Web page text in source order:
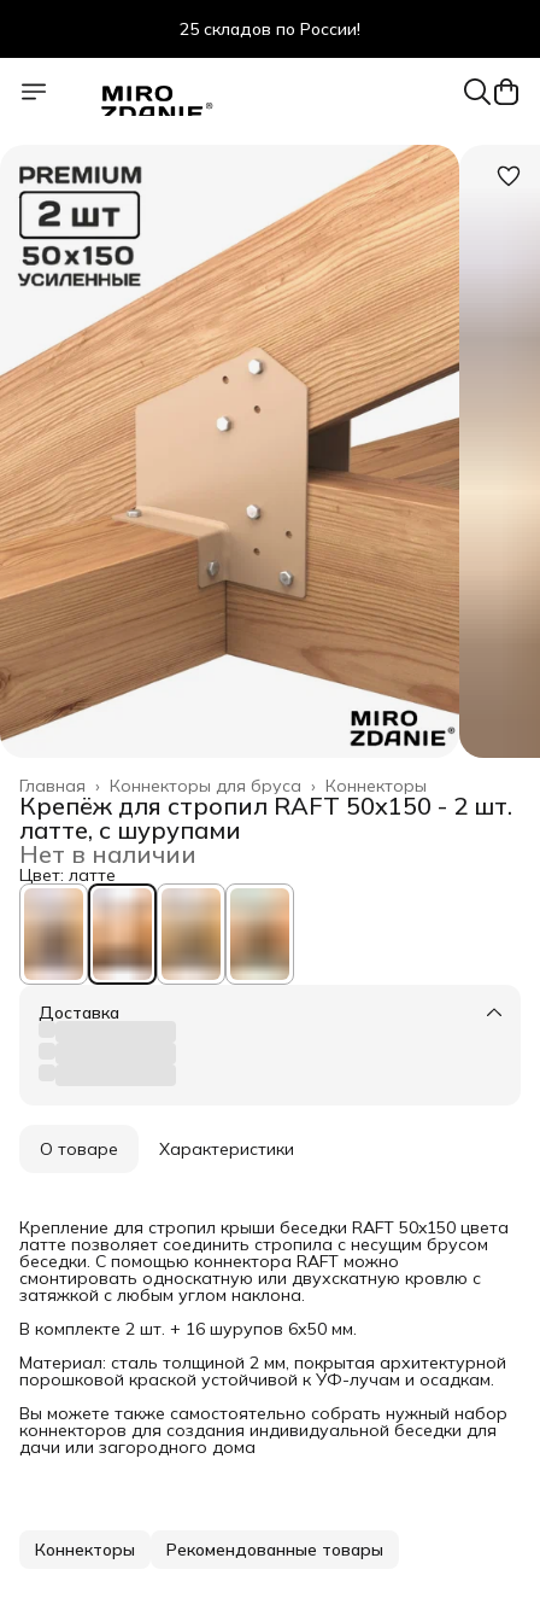
25 складов по России!
Коннекторы
Коннекторы для бруса ›
Главная ›
Крепёж для стропил RAFT 50x150 - 2 шт.
латте, с шурупами
Нет в наличии
Цвет: латте
Доставка
О товаре Характеристики
Крепление для стропил крыши беседки RAFT 50x150 цвета
латте позволяет соединить стропила с несущим брусом
беседки. С помощью коннектора RAFT можно
смонтировать односкатную или двухскатную кровлю с
затяжкой с любым углом наклона.
В комплекте 2 шт. + 16 шурупов 6х50 мм.
Материал: сталь толщиной 2 мм, покрытая архитектурной
порошковой краской устойчивой к УФ-лучам и осадкам.
Вы можете также самостоятельно собрать нужный набор
коннекторов для создания индивидуальной беседки для
дачи или загородного дома
Коннекторы Рекомендованные товары